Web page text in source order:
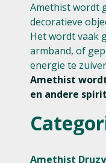
Amethist wordt
decoratieve
Het wordt vaak
armband, of
energie te
Amethist
en andere
Amethist Druzy